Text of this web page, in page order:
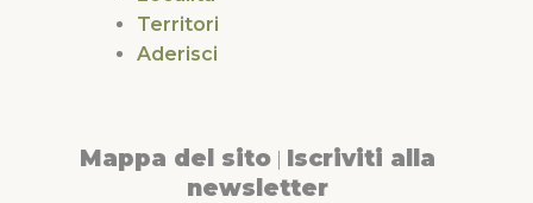
Territori
Aderisci
Mappa del sito Iscriviti alla
newsletter